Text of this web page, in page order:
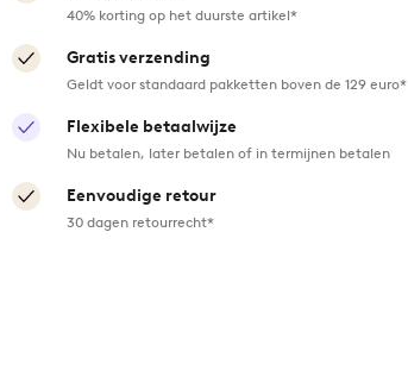
40% korting op het duurste artikel*
Gratis verzending
Geldt voor standaard pakketten boven de 129 euro*
Flexibele betaalwijze
Nu betalen, later betalen of in termijnen betalen
Eenvoudige retour
30 dagen retourrecht*